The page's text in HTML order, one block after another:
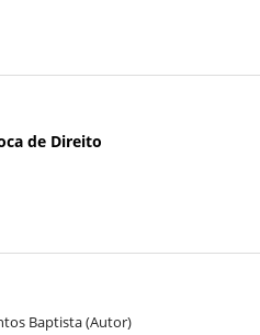
de Direito
Baptista (Autor)